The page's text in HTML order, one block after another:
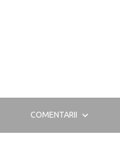
COMENTARII